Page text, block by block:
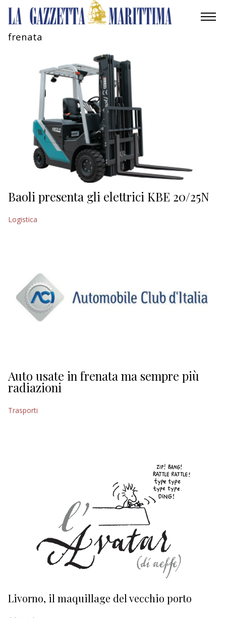
MOBILITÀ
INDUSTRIA
RICERCA
ECONOMIA
TURISMO
CULTURA
NAUTICA
frenata
Baoli presenta gli elettrici KBE 20/25N
Logistica
Auto usate in frenata ma sempre più
radiazioni
Trasporti
Livorno, il maquillage del vecchio porto